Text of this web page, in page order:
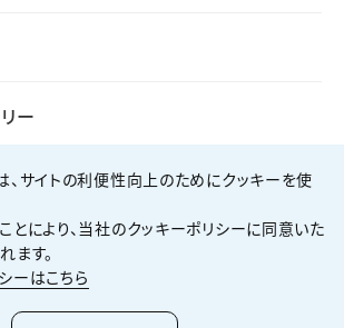
ー
サイト利用規約
KUMAGAI GUMI CO.,LTD All Rights Reserved.
、サイトの利便性向上のためにクッキーを使
とにより、当社のクッキーポリシーに同意いた
ます。
ーはこちら